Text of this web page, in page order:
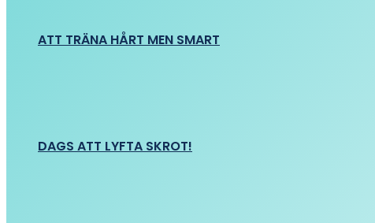
ATT TRÄNA HÅRT MEN SMART
DAGS ATT LYFTA SKROT!